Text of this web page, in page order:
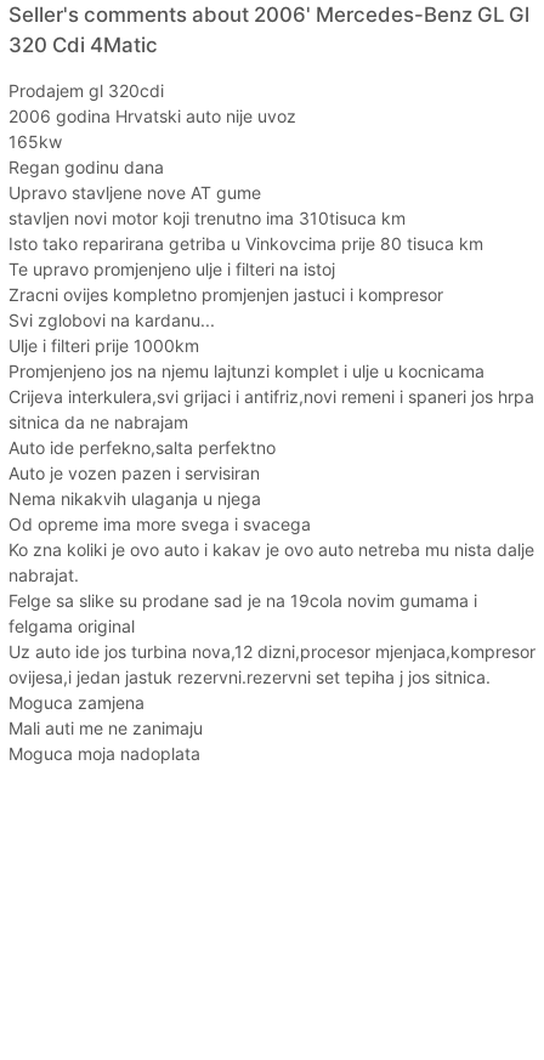
Seller's comments about 2006' Mercedes-Benz GL Gl
320 Cdi 4Matic
Prodajem gl 320cdi
2006 godina Hrvatski auto nije uvoz
165kw
Regan godinu dana
Upravo stavljene nove AT gume
stavljen novi motor koji trenutno ima 310tisuca km
Isto tako reparirana getriba u Vinkovcima prije 80 tisuca km
Te upravo promjenjeno ulje i filteri na istoj
Zracni ovijes kompletno promjenjen jastuci i kompresor
Svi zglobovi na kardanu...
Ulje i filteri prije 1000km
Promjenjeno jos na njemu lajtunzi komplet i ulje u kocnicama
Crijeva interkulera,svi grijaci i antifriz,novi remeni i spaneri jos hrpa
sitnica da ne nabrajam
Auto ide perfekno,salta perfektno
Auto je vozen pazen i servisiran
Nema nikakvih ulaganja u njega
Od opreme ima more svega i svacega
Ko zna koliki je ovo auto i kakav je ovo auto netreba mu nista dalje
nabrajat.
Felge sa slike su prodane sad je na 19cola novim gumama i
felgama original
Uz auto ide jos turbina nova,12 dizni,procesor mjenjaca,kompresor
ovijesa,i jedan jastuk rezervni.rezervni set tepiha j jos sitnica.
Moguca zamjena
Mali auti me ne zanimaju
Moguca moja nadoplata